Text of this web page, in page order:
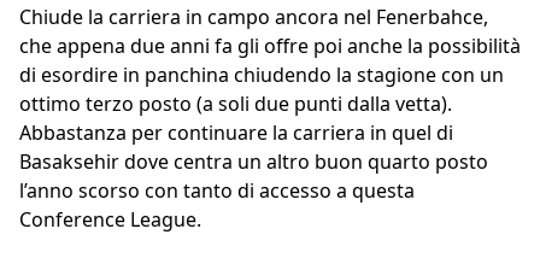
Chiude la carriera in campo ancora nel Fenerbahce,
che appena due anni fa gli offre poi anche la possibilità
di esordire in panchina chiudendo la stagione con un
ottimo terzo posto (a soli due punti dalla vetta).
Abbastanza per continuare la carriera in quel di
Basaksehir dove centra un altro buon quarto posto
l’anno scorso con tanto di accesso a questa
Conference League.